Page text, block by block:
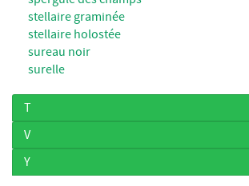
stellaire graminée
stellaire holostée
sureau noir
surelle
T
V
Y